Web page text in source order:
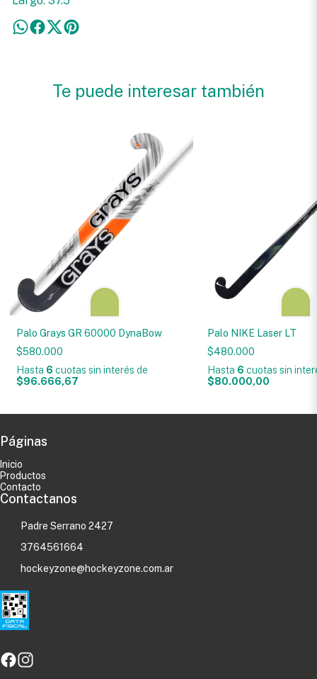
Te puede interesar también
Palo Grays GR 60000 DynaBow
$580.000
Hasta 6 cuotas sin interés de
$96.666,67
Palo NIKE Laser LT
$480.000
Hasta 6 cuotas sin
$80.000,00
Páginas
Inicio
Productos
Contacto
Contactanos
Padre Serrano 2427
3764561664
hockeyzone@hockeyzone.com.ar